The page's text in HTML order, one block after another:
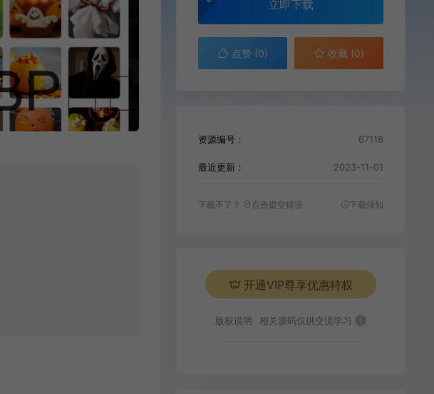
立即下载
点赞 (0) 收藏 (0)
资源编号： 67118
最近更新： 2023-11-01
下载不了？ 点击提交错误 下载须知
开通VIP尊享优惠特权
版权说明 相关源码仅供交流学习 i